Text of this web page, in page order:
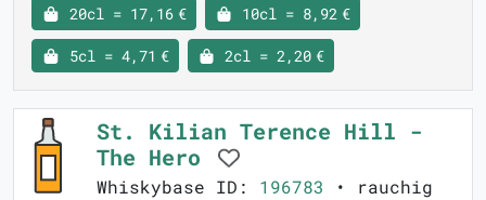
20cl = 17,16 € 10cl = 8,92 €
5cl = 4,71 € 2cl = 2,20 €
St. Kilian Terence Hill -
The Hero
Whiskybase ID: 196783 • rauchig